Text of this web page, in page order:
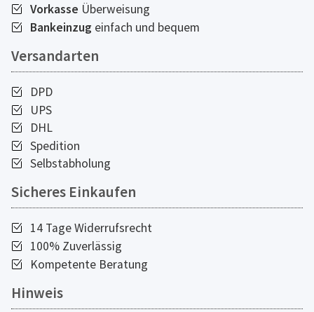
Vorkasse Überweisung
Bankeinzug einfach und bequem
Versandarten
DPD
UPS
DHL
Spedition
Selbstabholung
Sicheres Einkaufen
14 Tage Widerrufsrecht
100% Zuverlässig
Kompetente Beratung
Hinweis